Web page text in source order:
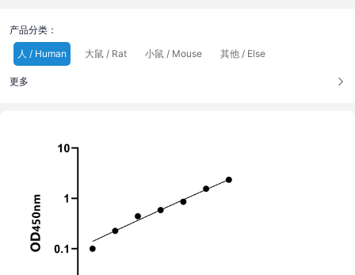
产品分类：
人 / Human
大鼠 / Rat 小鼠 / Mouse 其他 / Else
更多